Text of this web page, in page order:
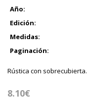
Año:
Edición:
Medidas:
Paginación:
Rústica con sobrecubierta.
8.10€